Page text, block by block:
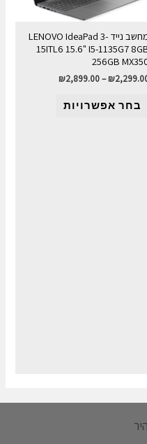
מחשב נייד LENOVO IdeaPad 3-
15ITL6 15.6" I5-1135G7
256GB
₪
–
₪2,899.00
בחר אפשרויות